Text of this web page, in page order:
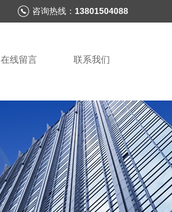
咨询热线： 13801504088
在线留言 联系我们